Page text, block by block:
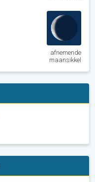
afnemende
maansikkel